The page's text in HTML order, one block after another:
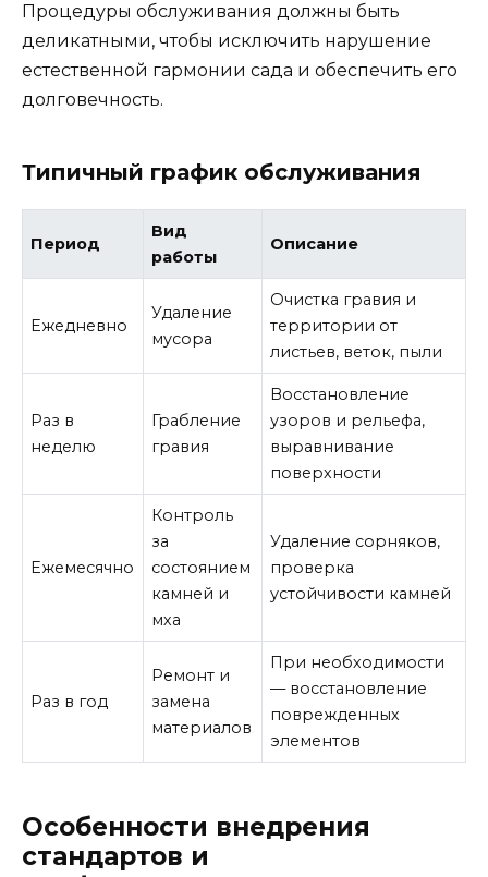
Процедуры обслуживания должны быть
деликатными, чтобы исключить нарушение
естественной гармонии сада и обеспечить его
долговечность.
Типичный график обслуживания
Период
Вид
работы
Описание
Ежедневно
Удаление
мусора
Очистка гравия и
территории от
листьев, веток, пыли
Раз в
неделю
Грабление
гравия
Восстановление
узоров и рельефа,
выравнивание
поверхности
Ежемесячно
Контроль
за
состоянием
камней и
мха
Удаление сорняков,
проверка
устойчивости камней
Раз в год
Ремонт и
замена
материалов
При необходимости
— восстановление
поврежденных
элементов
Особенности внедрения
стандартов и